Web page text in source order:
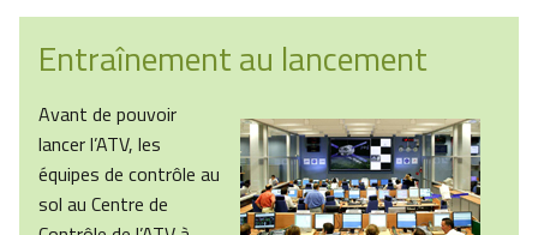
Entraînement au lancement
Avant de pouvoir
lancer l’ATV, les
équipes de contrôle au
sol au Centre de